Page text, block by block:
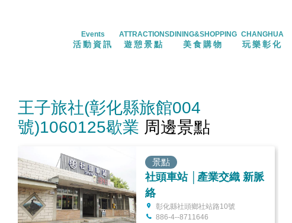
Events
活動資訊
ATTRACTIONS
遊憩景點
DINING&SHOPPING
美食購物
CHANGHUA
玩樂彰化
王子旅社(彰化縣旅館004
號)1060125歇業 周邊景點
景點
社頭車站 │產業交織 新脈
絡
彰化縣社頭鄉社站路10號
886-4--8711646